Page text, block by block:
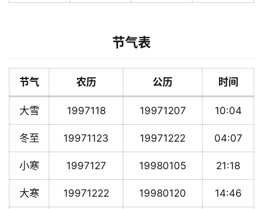
节气表
节气 农历 公历 时间
大雪 1997118 19971207 10:04
冬至 19971123 19971222 04:07
小寒 1997127 19980105 21:18
大寒 19971222 19980120 14:46